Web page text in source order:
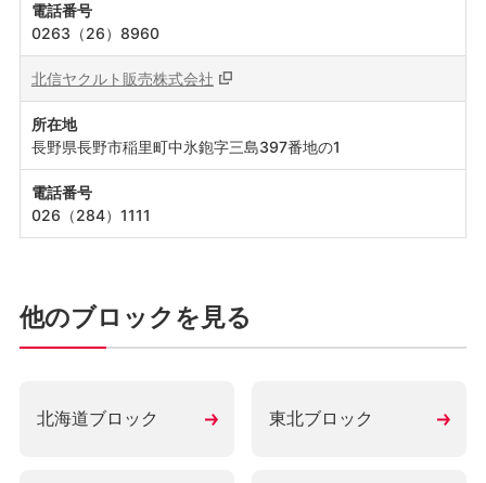
電話番号
0263（26）8960
北信ヤクルト販売株式会社
所在地
長野県長野市稲里町中氷鉋字三島397番地の1
電話番号
026（284）1111
他のブロックを見る
北海道ブロック 東北ブロック